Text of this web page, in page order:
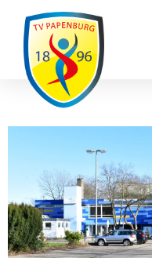
Ausfälle / Änderungen